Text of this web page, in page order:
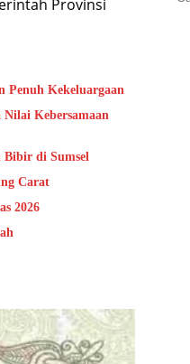
Provinsi
Penuh Kekeluargaan
Kebersamaan
Bibir di Sumsel
Carat
2026